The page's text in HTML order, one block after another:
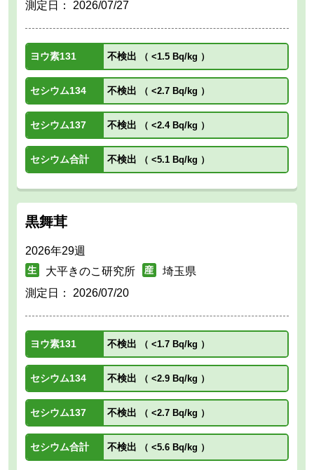
測定日： 2026/07/27
ヨウ素131 不検出 （ <1.5 Bq/kg ）
セシウム134 不検出 （ <2.7 Bq/kg ）
セシウム137 不検出 （ <2.4 Bq/kg ）
セシウム合計 不検出 （ <5.1 Bq/kg ）
黒舞茸
2026年29週
大平きのこ研究所
埼玉県
測定日： 2026/07/20
ヨウ素131 不検出 （ <1.7 Bq/kg ）
セシウム134 不検出 （ <2.9 Bq/kg ）
セシウム137 不検出 （ <2.7 Bq/kg ）
セシウム合計 不検出 （ <5.6 Bq/kg ）